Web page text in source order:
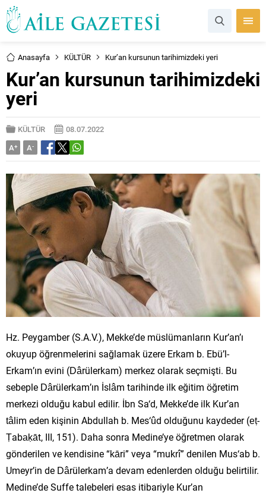
Anasayfa KÜLTÜR Kur’an kursunun tarihimizdeki yeri
Kur’an kursunun tarihimizdeki
yeri
KÜLTÜR
08.07.2022
A+ A-
Hz. Peygamber (S.A.V.), Mekke’de müslümanların Kur’an’ı
okuyup öğrenmelerini sağlamak üzere Erkam b. Ebü’l-
Erkam’ın evini (Dârülerkam) merkez olarak seçmişti. Bu
sebeple Dârülerkam’ın İslâm tarihinde ilk eğitim öğretim
merkezi olduğu kabul edilir. İbn Sa‘d, Mekke’de ilk Kur’an
tâlim eden kişinin Abdullah b. Mes‘ûd olduğunu kaydeder (eṭ-
Ṭabaḳāt, III, 151). Daha sonra Medine’ye öğretmen olarak
gönderilen ve kendisine “kāri” veya “mukrî” denilen Mus‘ab b.
Umeyr’in de Dârülerkam’a devam edenlerden olduğu belirtilir.
Medine’de Suffe talebeleri esas itibariyle Kur’an